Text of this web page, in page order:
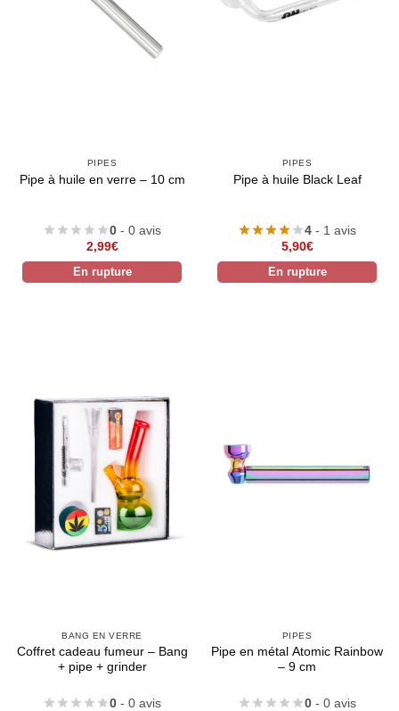
PIPES
Pipe à huile en verre – 10 cm
0 - 0 avis
2,99€
En rupture
PIPES
Pipe à huile Black Leaf
4 - 1 avis
5,90€
En rupture
BANG EN VERRE
Coffret cadeau fumeur – Bang
+ pipe + grinder
0 - 0 avis
PIPES
Pipe en métal Atomic Rainbow
– 9 cm
0 - 0 avis
Appliquer les filtres